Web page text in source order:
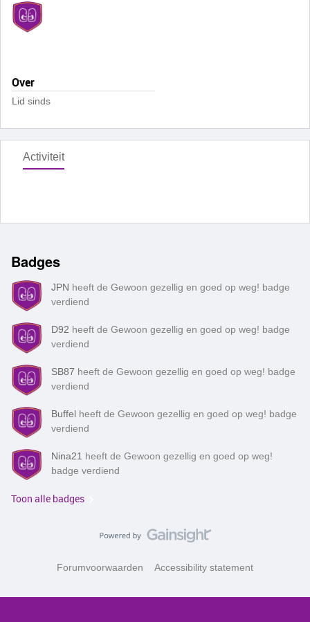
Over
Lid sinds
Activiteit
Badges
JPN heeft de Gewoon gezellig en goed op weg! badge
verdiend
D92 heeft de Gewoon gezellig en goed op weg! badge
verdiend
SB87 heeft de Gewoon gezellig en goed op weg! badge
verdiend
Buffel heeft de Gewoon gezellig en goed op weg! badge
verdiend
Nina21 heeft de Gewoon gezellig en goed op weg!
badge verdiend
Toon alle badges
Forumvoorwaarden Accessibility statement